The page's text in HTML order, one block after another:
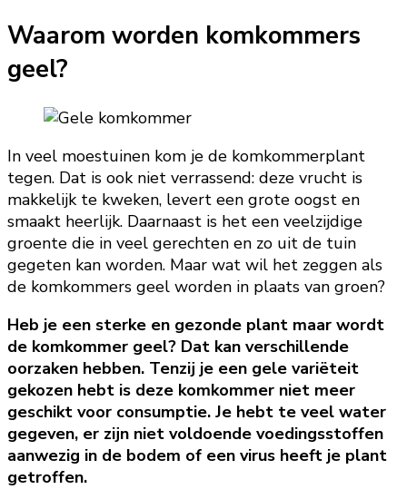
Waarom worden komkommers
geel?
In veel moestuinen kom je de komkommerplant
tegen. Dat is ook niet verrassend: deze vrucht is
makkelijk te kweken, levert een grote oogst en
smaakt heerlijk. Daarnaast is het een veelzijdige
groente die in veel gerechten en zo uit de tuin
gegeten kan worden. Maar wat wil het zeggen als
de komkommers geel worden in plaats van groen?
Heb je een sterke en gezonde plant maar wordt
de komkommer geel? Dat kan verschillende
oorzaken hebben. Tenzij je een gele variëteit
gekozen hebt is deze komkommer niet meer
geschikt voor consumptie. Je hebt te veel water
gegeven, er zijn niet voldoende voedingsstoffen
aanwezig in de bodem of een virus heeft je plant
getroffen.